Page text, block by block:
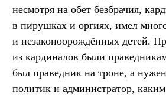
несмотря на обет безбрачия,
в пирушках и оргиях, имел
и незаконоорождённых детей.
из кардиналов были
был праведник на троне, а
политик и администратор,